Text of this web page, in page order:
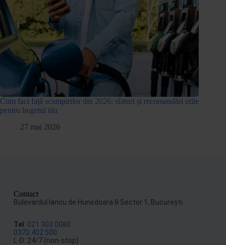
Cum faci față scumpirilor din 2026: sfaturi și recomandări utile
pentru bugetul tău
27 mai 2026
Contact
Bulevardul Iancu de Hunedoara 8 Sector 1, Bucureşti
Tel: 021 303 0080
0372 402 500
L-D: 24/7 (non-stop)